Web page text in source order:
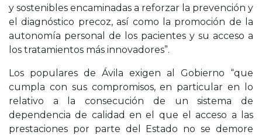
y sostenibles encaminadas a reforzar la prevención y
el diagnóstico precoz, así como la promoción de la
autonomía personal de los pacientes y su acceso a
los tratamientos más innovadores”.
Los populares de Ávila exigen al Gobierno “que
cumpla con sus compromisos, en particular en lo
relativo a la consecución de un sistema de
dependencia de calidad en el que el acceso a las
prestaciones por parte del Estado no se demore